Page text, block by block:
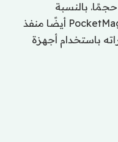
حجمًا. بالنسبة
للمطورين والمطورين، يتضمن PocketMage أيضًا منفذ
باستخدام أجهزة